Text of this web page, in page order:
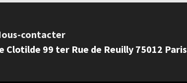
contacter
Clotilde 99 ter Rue de Reuilly 75012 Paris